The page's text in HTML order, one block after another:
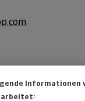
Informationen